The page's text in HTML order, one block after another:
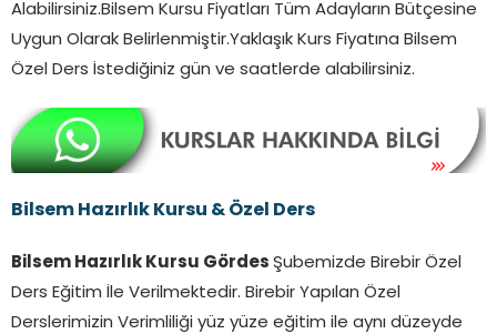
Alabilirsiniz.Bilsem Kursu Fiyatları Tüm Adayların Bütçesine
Uygun Olarak Belirlenmiştir.Yaklaşık Kurs Fiyatına Bilsem
Özel Ders İstediğiniz gün ve saatlerde alabilirsiniz.
Bilsem Hazırlık Kursu & Özel Ders
Bilsem Hazırlık Kursu Gördes Şubemizde Birebir Özel
Ders Eğitim İle Verilmektedir. Birebir Yapılan Özel
Derslerimizin Verimliliği yüz yüze eğitim ile aynı düzeyde